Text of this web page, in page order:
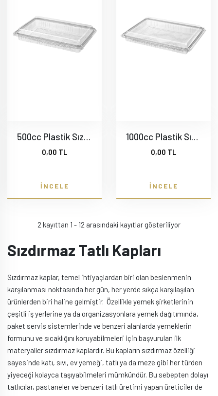
500cc Plastik Sızdırmaz Tatlı Kabı
0,00 TL
İNCELE
1000cc Plastik Sızdırmaz Tatlı Kabı
0,00 TL
İNCELE
2 kayıttan 1 - 12 arasındaki kayıtlar gösteriliyor
Sızdırmaz Tatlı Kapları
Sızdırmaz kaplar, temel ihtiyaçlardan biri olan beslenmenin
karşılanması noktasında her gün, her yerde sıkça karşılaşılan
ürünlerden biri haline gelmiştir. Özellikle yemek şirketlerinin
çeşitli iş yerlerine ya da organizasyonlara yemek dağıtımında,
paket servis sistemlerinde ve benzeri alanlarda yemeklerin
formunu ve sıcaklığını koruyabilmeleri için başvurulan ilk
materyaller sızdırmaz kaplardır. Bu kapların sızdırmaz özelliği
sayesinde katı, sıvı, ev yemeği, tatlı ya da meze gibi her türden
yiyeceği kolayca taşıyabilmeleri mümkündür. Bu sebepten dolayı
tatlıcılar, pastaneler ve benzeri tatlı üretimi yapan üreticiler de